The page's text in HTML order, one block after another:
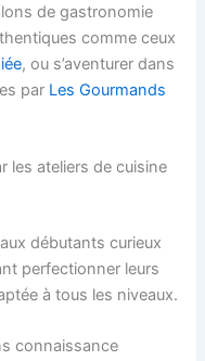
de gastronomie
comme ceux
, ou s’aventurer dans
par Les Gourmands
les ateliers de cuisine
débutants curieux
perfectionner leurs
à tous les niveaux.
connaissance